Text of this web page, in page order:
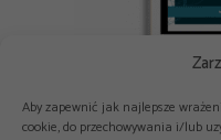
Aby zapewnić jak najlepsze
cookie, do przechowywania i/lub
E-book: Nowe technologie